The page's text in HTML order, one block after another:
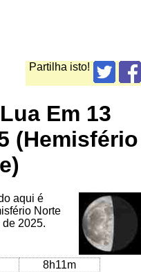
Partilha isto!
Em 13
(Hemisfério
aqui é
Norte
2025.
8h11m